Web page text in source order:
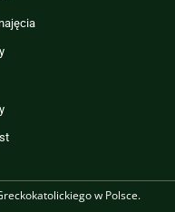
w Polsce.